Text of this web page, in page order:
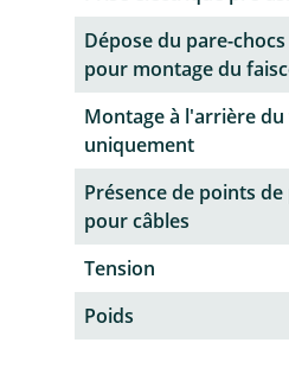
Dépose du pare-
pour montage du
Montage à l'arrière
uniquement
Présence de points de
pour câbles
Tension
Poids